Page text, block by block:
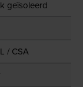
geïsoleerd
/ CSA